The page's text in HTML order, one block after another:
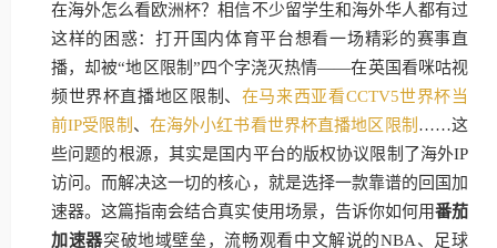
在海外怎么看欧洲杯？相信不少留学生和海外华人都有过
这样的困惑：打开国内体育平台想看一场精彩的赛事直
播，却被“地区限制”四个字浇灭热情——在英国看咪咕视
频世界杯直播地区限制、 在马来西亚看CCTV5世界杯当
前IP受限制 、 在海外小红书看世界杯直播地区限制 ……这
些问题的根源，其实是国内平台的版权协议限制了海外IP
访问。而解决这一切的核心，就是选择一款靠谱的回国加
速器。这篇指南会结合真实使用场景，告诉你如何用番茄
加速器突破地域壁垒，流畅观看中文解说的NBA、足球